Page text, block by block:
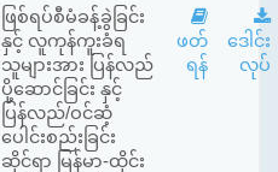
ဖြစ်ရပ်စီမံခန့်ခွဲခြင်း
နှင့် လူကုန်ကူးခံရ
သူများအား ပြန်လည်
ပို့ဆောင်ခြင်း နှင့်
ပြန်လည်/ဝင်ဆံ့
ပေါင်းစည်းခြင်း
ဆိုင်ရာ မြန်မာ-ထိုင်း
ဖတ်
ရန်
ဒေါင်း
လုပ်